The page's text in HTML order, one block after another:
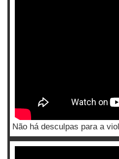
Não há desculpas para a